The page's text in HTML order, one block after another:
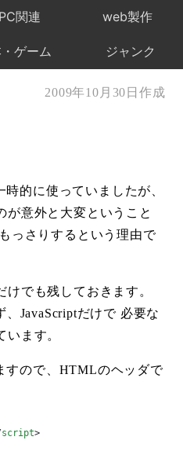
PC関連 web製作
ゲーム ジャンク
2009年10月30日作成
的に使っていましたが、
が意外と大変ということ
っさりするという理由で
でも残しておきます。
JavaScriptだけで 必要な
います。
すので、HTMLのヘッダで
script>